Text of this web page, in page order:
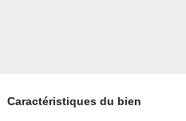
Caractéristiques du bien